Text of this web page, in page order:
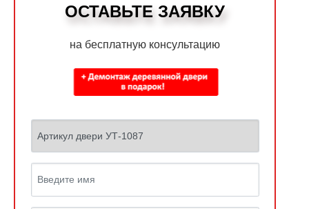
ОСТАВЬТЕ ЗАЯВКУ
на бесплатную консультацию